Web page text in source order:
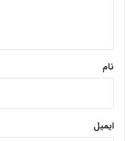
نام
ایمیل